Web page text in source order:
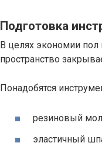
Подготовка
В целях экономии
пространство
Понадобятся
резиновый
эластичный